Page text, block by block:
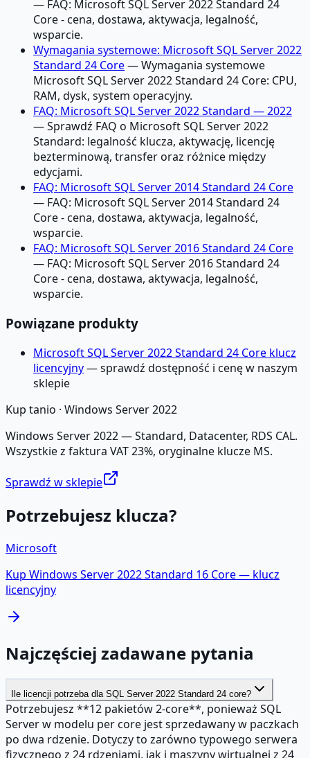
— FAQ: Microsoft SQL Server 2022 Standard 24
Core - cena, dostawa, aktywacja, legalność,
wsparcie.
Wymagania systemowe: Microsoft SQL Server 2022
Standard 24 Core— Wymagania systemowe
Microsoft SQL Server 2022 Standard 24 Core: CPU,
RAM, dysk, system operacyjny.
FAQ: Microsoft SQL Server 2022 Standard — 2022
— Sprawdź FAQ o Microsoft SQL Server 2022
Standard: legalność klucza, aktywację, licencję
bezterminową, transfer oraz różnice między
edycjami.
FAQ: Microsoft SQL Server 2014 Standard 24 Core
— FAQ: Microsoft SQL Server 2014 Standard 24
Core - cena, dostawa, aktywacja, legalność,
wsparcie.
FAQ: Microsoft SQL Server 2016 Standard 24 Core
— FAQ: Microsoft SQL Server 2016 Standard 24
Core - cena, dostawa, aktywacja, legalność,
wsparcie.
Powiązane produkty
Microsoft SQL Server 2022 Standard 24 Core klucz
licencyjny— sprawdź dostępność i cenę w naszym
sklepie
Kup tanio · Windows Server 2022
Windows Server 2022 — Standard, Datacenter, RDS CAL.
Wszystkie z faktura VAT 23%, oryginalne klucze MS.
Sprawdź w sklepie
Potrzebujesz klucza?
Microsoft
Kup Windows Server 2022 Standard 16 Core— klucz
licencyjny
Najczęściej zadawane pytania
Ile licencji potrzeba dla SQL Server 2022 Standard 24 core?
Potrzebujesz **12 pakietów 2-core**, ponieważ SQL
Server w modelu per core jest sprzedawany w paczkach
po dwa rdzenie. Dotyczy to zarówno typowego serwera
fizycznego z 24 rdzeniami, jak i maszyny wirtualnej z 24